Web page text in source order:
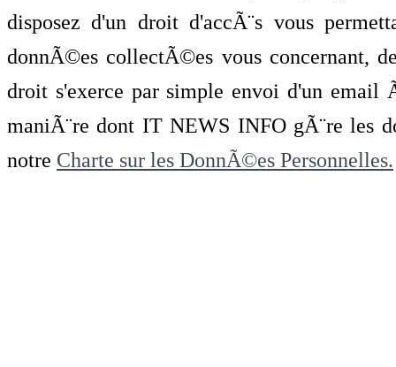
disposez d'un droit d'accÃ¨s vous
donnÃ©es collectÃ©es vous concernant,
droit s'exerce par simple envoi d'un
maniÃ¨re dont IT NEWS INFO gÃ¨re les
notre Charte sur les DonnÃ©es Personnelles.